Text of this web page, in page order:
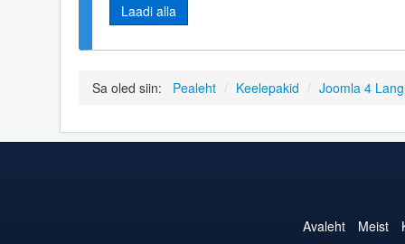
Laadi alla
Sa oled siin: Pealeht / Keelepakid / Joomla 4
Avaleht Meist